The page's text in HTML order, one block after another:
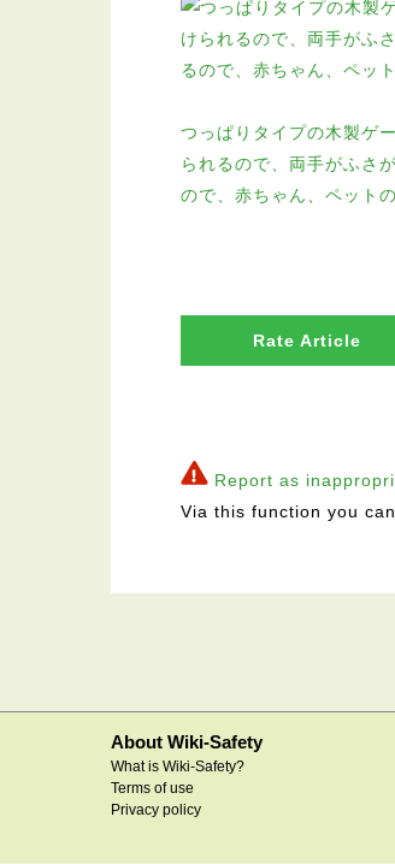
つっぱりタイプの木製ゲ
られるので、両手がふさ
ので、赤ちゃん、ペット
Rate Article
Report as
Via this function you
About Wiki-Safety
What is Wiki-Safety?
Terms of use
Privacy policy